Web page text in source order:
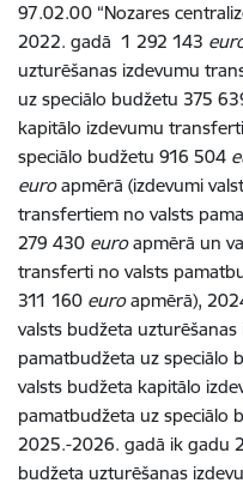
97.02.00 “Nozares
2022. gadā 1 292 143
uzturēšanas izdevumu
uz speciālo budžetu 375
kapitālo izdevumu
speciālo budžetu 916 504
euroapmērā (izdevumi
transfertiem no valsts
279 430 euroapmērā un
transferti no valsts
311 160 euroapmērā),
valsts budžeta
pamatbudžeta uz speciālo
valsts budžeta kapitālo
pamatbudžeta uz speciālo
2025.-2026. gadā ik gadu
budžeta uzturēšanas